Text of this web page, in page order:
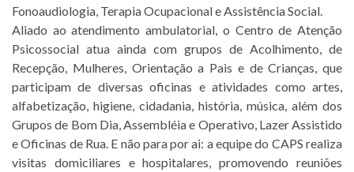
Fonoaudiologia, Terapia Ocupacional e Assistência Social.
Aliado ao atendimento ambulatorial, o Centro de Atenção
Psicossocial atua ainda com grupos de Acolhimento, de
Recepção, Mulheres, Orientação a Pais e de Crianças, que
participam de diversas oficinas e atividades como artes,
alfabetização, higiene, cidadania, história, música, além dos
Grupos de Bom Dia, Assembléia e Operativo, Lazer Assistido
e Oficinas de Rua. E não para por ai: a equipe do CAPS realiza
visitas domiciliares e hospitalares, promovendo reuniões